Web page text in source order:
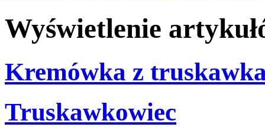
Wyświetlenie
Kremówka z
Truskawkowiec